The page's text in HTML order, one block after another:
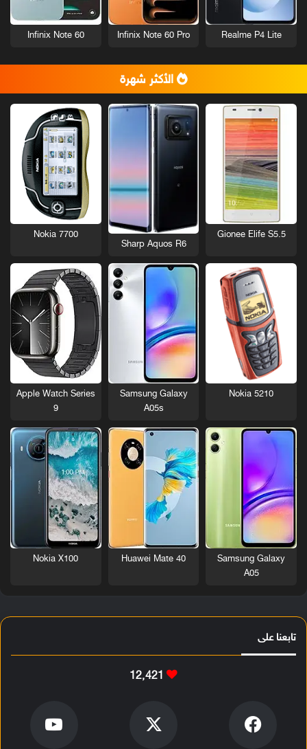
Realme P4 Lite
Infinix Note 60 Pro
Infinix Note 60
الأكثر شهرة
Gionee Elife S5.5
Sharp Aquos R6
Nokia 7700
Nokia 5210
Samsung Galaxy
A05s
Apple Watch Series
9
Samsung Galaxy
A05
Huawei Mate 40
Nokia X100
تابعنا على
12٬421